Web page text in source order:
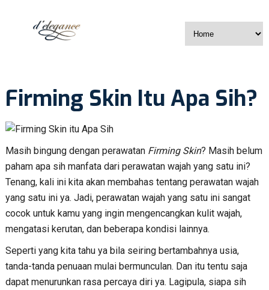
Firming Skin Itu Apa Sih?
Masih bingung dengan perawatan Firming Skin? Masih belum
paham apa sih manfata dari perawatan wajah yang satu ini?
Tenang, kali ini kita akan membahas tentang perawatan wajah
yang satu ini ya. Jadi, perawatan wajah yang satu ini sangat
cocok untuk kamu yang ingin mengencangkan kulit wajah,
mengatasi kerutan, dan beberapa kondisi lainnya.
Seperti yang kita tahu ya bila seiring bertambahnya usia,
tanda-tanda penuaan mulai bermunculan. Dan itu tentu saja
dapat menurunkan rasa percaya diri ya. Lagipula, siapa sih